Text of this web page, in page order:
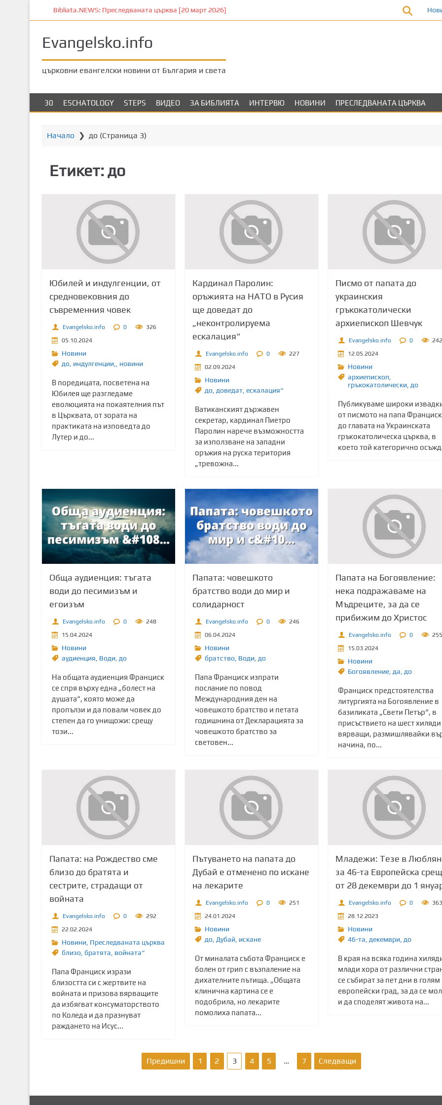
к
Bibliata.NEWS: Преследваната църква [20 март 2026]
Evangelsko.info
църковни евангелски новини от България и света
30 ESCHATOLOGY STEPS ВИДЕО ЗА БИБЛИЯТА ИНТЕРВЮ НОВИНИ ПРЕСЛЕДВАНАТА ЦЪРКВА
Начало ❯ до (Страница 3)
Етикет:до
Юбилей и индулгенции, от
средновековния до
съвременния човек
Evangelsko.info 0
326
05.10.2024
Новини
до индулгенции, новини
В поредицата, посветена на
Юбилея ще разгледаме
еволюцията на покаятелния път
в Църквата, от зората на
практиката на изповедта до
Лутер и до...
Кардинал Паролин:
оръжията на НАТО в Русия
ще доведат до
„неконтролируема
ескалация“
Evangelsko.info 0
227
02.09.2024
Новини
до доведат, ескалация“
Ватиканският държавен
секретар, кардинал Пиетро
Паролин нарече възможността
за използване на западни
оръжия на руска територия
„тревожна...
Писмо от папата до
украинския
гръкокатолически
архиепископ Шевчук
Evangelsko.info 0
242
12.05.2024
Новини
архиепископ
гръкокатолически, до
Публикуваме широки
от писмото на папа Франциск
до главата на Украинската
гръкокатолическа църква, в
което той категорично
Обща аудиенция: тъгата
води до песимизъм и
егоизъм
Evangelsko.info 0
248
15.04.2024
Новини
аудиенция Води, до
На общата аудиенция Франциск
се спря върху една „болест на
душата“, която може да
пропълзи и да повали човек до
степен да го унищожи: срещу
този...
Папата: човешкото
братство води до мир и
солидарност
Evangelsko.info 0
246
06.04.2024
Новини
братство Води, до
Папа Франциск изпрати
послание по повод
Международния ден на
човешкото братство и петата
годишнина от Декларацията за
човешкото братство за
световен...
Папата на Богоявление:
нека подражаваме на
Мъдреците, за да се
прибижим до Христос
Evangelsko.info 0
255
15.03.2024
Новини
Богоявление, да до
Франциск предстоятелства
литургията на Богоявление в
базиликата „Свети Петър“, в
присъствието на шест хиляди
вярващи, размишлявайки
начина, по...
Папата: на Рождество сме
близо до братята и
сестрите, страдащи от
войната
Evangelsko.info 0
292
22.02.2024
Новини, Преследваната църква
близо братята войната“
Папа Франциск изрази
близостта си с жертвите на
войната и призова вярващите
да избягват консуматорството
по Коледа и да празнуват
раждането на Исус...
Пътуването на папата до
Дубай е отменено по искане
на лекарите
Evangelsko.info 0
251
24.01.2024
Новини
до Дубай, искане
От миналата събота Франциск е
болен от грип с възпаление на
дихателните пътища. „Общата
клинична картина се е
подобрила, но лекарите
помолиха папата...
Младежи: Тезе в
за 46-та Европейска
от 28 декември до 1
Evangelsko.info 0
363
28.12.2023
Новини
46-та декември, до
В края на всяка година
млади хора от различни
се събират за пет дни в голям
европейски град, за да се
и да споделят живота на...
Предишни 1 2 3 4 5 … 7 Следващи